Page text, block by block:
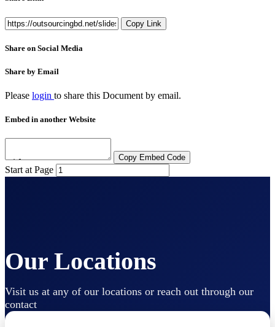
Copy Link
Share on Social Media
Share by Email
Please login to share this Document by email.
Embed in another Website
Copy Embed Code
Start at Page
Our Locations
Visit us at any of our locations or reach out through our
contact